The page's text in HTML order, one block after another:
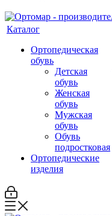
Каталог
Ортопедическая
обувь
Детская
обувь
Женская
обувь
Мужская
обувь
Обувь
подростковая
Ортопедические
изделия